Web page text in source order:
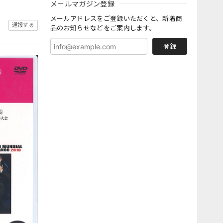
メールマガジン登録
メールアドレスをご登録いただくと、新着商
品のお知らせなどをご案内します。
登録
通報する